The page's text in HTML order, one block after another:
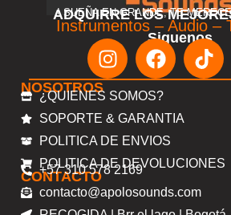
ADQUIRRE LOS
! SUEÑA EN GRANDE, TE
Instrumentos – Audio –
Siguenos
NOSOTROS
¿QUIENES SOMOS?
SOPORTE & GARANTIA
POLITICA DE ENVIOS
POLITICA DE DEVOLUCIONES
CONTACTO
+57 310 578 2169
contacto@apolosounds.com